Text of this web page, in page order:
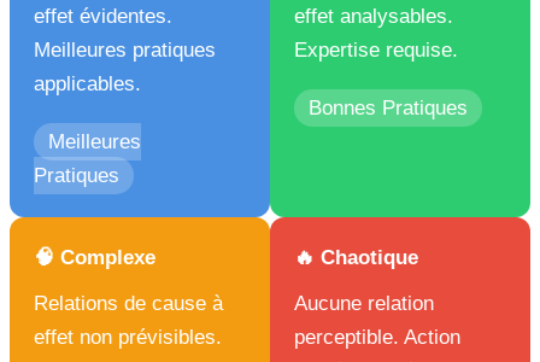
effet évidentes.
Meilleures pratiques
applicables.
Meilleures
Pratiques
effet analysables.
Expertise requise.
Bonnes Pratiques
🧠 Complexe
Relations de cause à
effet non prévisibles.
🔥 Chaotique
Aucune relation
perceptible. Action